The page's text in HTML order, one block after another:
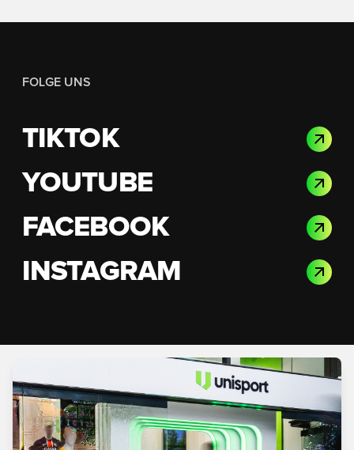
FOLGE UNS
TIKTOK
YOUTUBE
FACEBOOK
INSTAGRAM